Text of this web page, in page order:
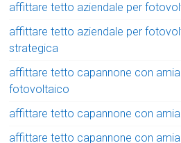
affittare tetto aziendale per
affittare tetto aziendale per
strategica
affittare tetto capannone con
fotovoltaico
affittare tetto capannone con
affittare tetto capannone con